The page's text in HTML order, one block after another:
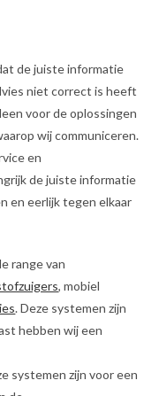
de juiste informatie
niet correct is heeft
voor de oplossingen
wij communiceren.
en
de juiste informatie
en eerlijk tegen elkaar
range van
, mobiel
. Deze systemen zijn
hebben wij een
systemen zijn voor een